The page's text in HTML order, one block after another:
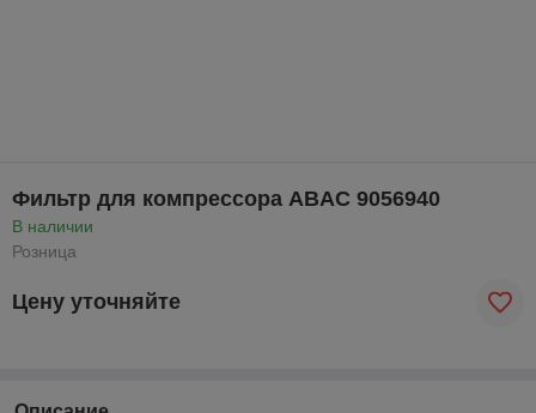
Фильтр для компрессора ABAC 9056940
В наличии
Розница
Цену уточняйте